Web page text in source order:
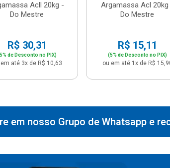
Acll 20kg -
Do Mestre
R$ 30,31
de Desconto no PIX)
até 3x de R$ 10,63
Argamassa Acl 20kg
Do Mestre
R$ 15,11
(5% de Desconto no PIX)
ou em até 1x de R$
em nosso Grupo de Whatsapp e